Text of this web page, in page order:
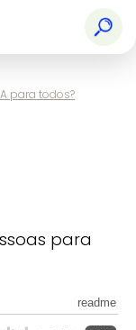
para todos?
para
readme